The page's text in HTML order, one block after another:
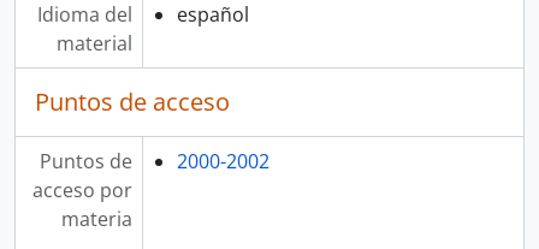
Idioma del
material
español
Puntos de acceso
Puntos de
acceso por
materia
2000-2002